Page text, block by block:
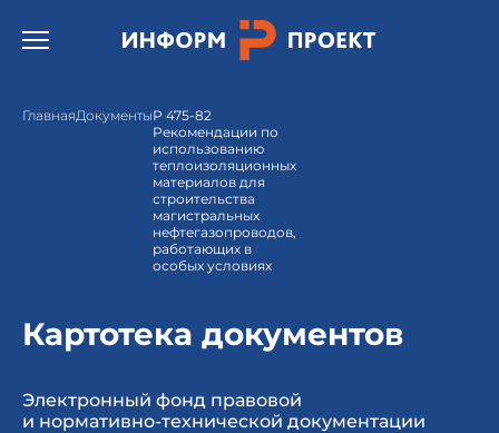
Открыть бургер меню.
ГлавнаяДокументыР 475-82
Рекомендации по
использованию
теплоизоляционных
материалов для
строительства
магистральных
нефтегазопроводов,
работающих в
особых условиях
Картотека документов
Электронный фонд правовой
и нормативно-технической документации